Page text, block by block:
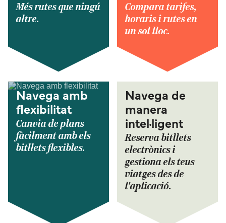
Més rutes que ningú
altre.
Compara tarifes,
horaris i rutes en
un sol lloc.
Navega amb
flexibilitat
Canvia de plans
fàcilment amb els
bitllets flexibles.
Navega de
manera
intel·ligent
Reserva bitllets
electrònics i
gestiona els teus
viatges des de
l'aplicació.